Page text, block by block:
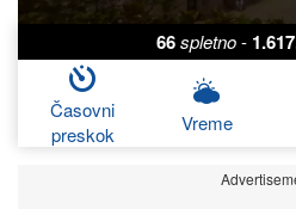
66spletno-
Časovni
preskok
Vreme